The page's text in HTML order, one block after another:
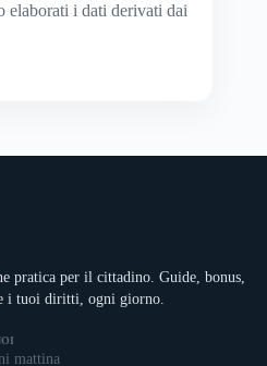
elaborati i dati derivati dai
pratica per il cittadino. Guide, bonus,
i tuoi diritti, ogni giorno.
mattina